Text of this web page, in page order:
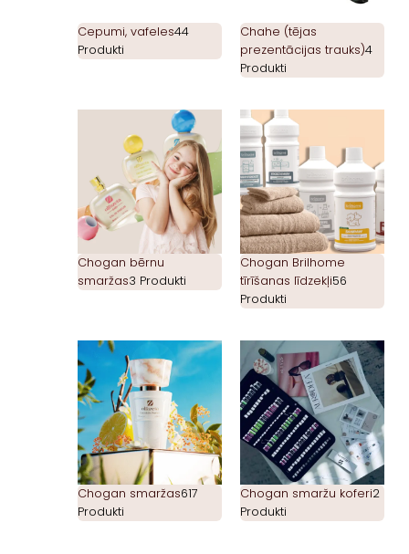
Cepumi, vafeles44
Produkti
Chahe (tējas
prezentācijas trauks)4
Produkti
Chogan bērnu
smaržas3 Produkti
Chogan Brilhome
tīrīšanas līdzekļi56
Produkti
Chogan smaržas617
Produkti
Chogan smaržu koferi2
Produkti